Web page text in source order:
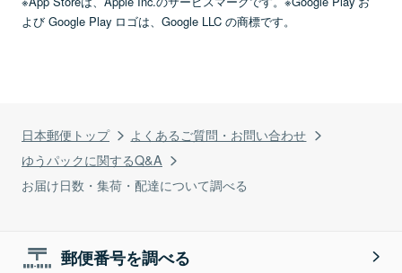
日本郵便トップ
よくあるご質問・お問い合わせ
ゆうパックに関するQ&A
お届け日数・集荷・配達について調べる
よび Google Play ロゴは、Google LLC の商標です。
郵便番号を調べる